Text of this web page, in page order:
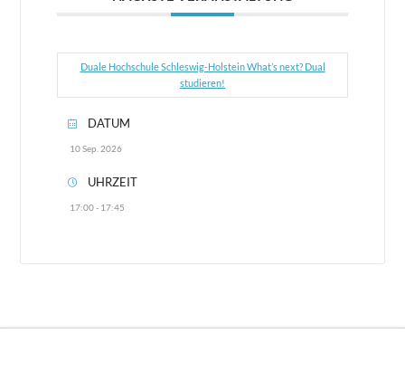
Duale Hochschule Schleswig-Holstein What’s next? Dual
studieren!
DATUM
10 Sep. 2026
UHRZEIT
17:00 - 17:45